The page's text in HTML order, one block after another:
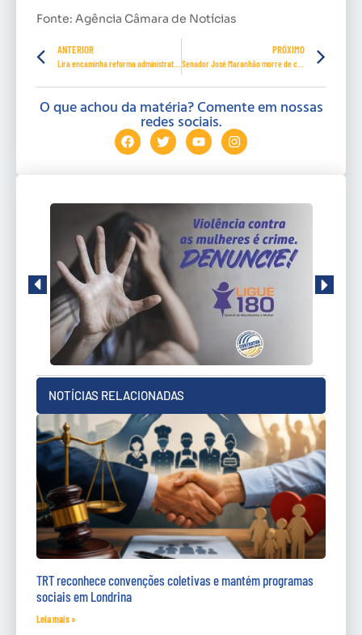
Fonte: Agência Câmara de Notícias
ANTERIOR PRÓXIMO
Senador José Maranhão morre de covid-19
O que achou da matéria? Comente em nossas
redes sociais.
NOTÍCIAS RELACIONADAS
TRT reconhece convenções coletivas e mantém programas
sociais em Londrina
Leia mais »